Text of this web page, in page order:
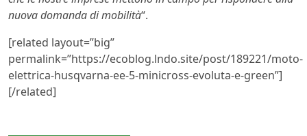
nuova domanda di mobilità“.
[related layout=”big”
permalink=”https://ecoblog.lndo.site/post/189221/moto-
elettrica-husqvarna-ee-5-minicross-evoluta-e-green”]
[/related]